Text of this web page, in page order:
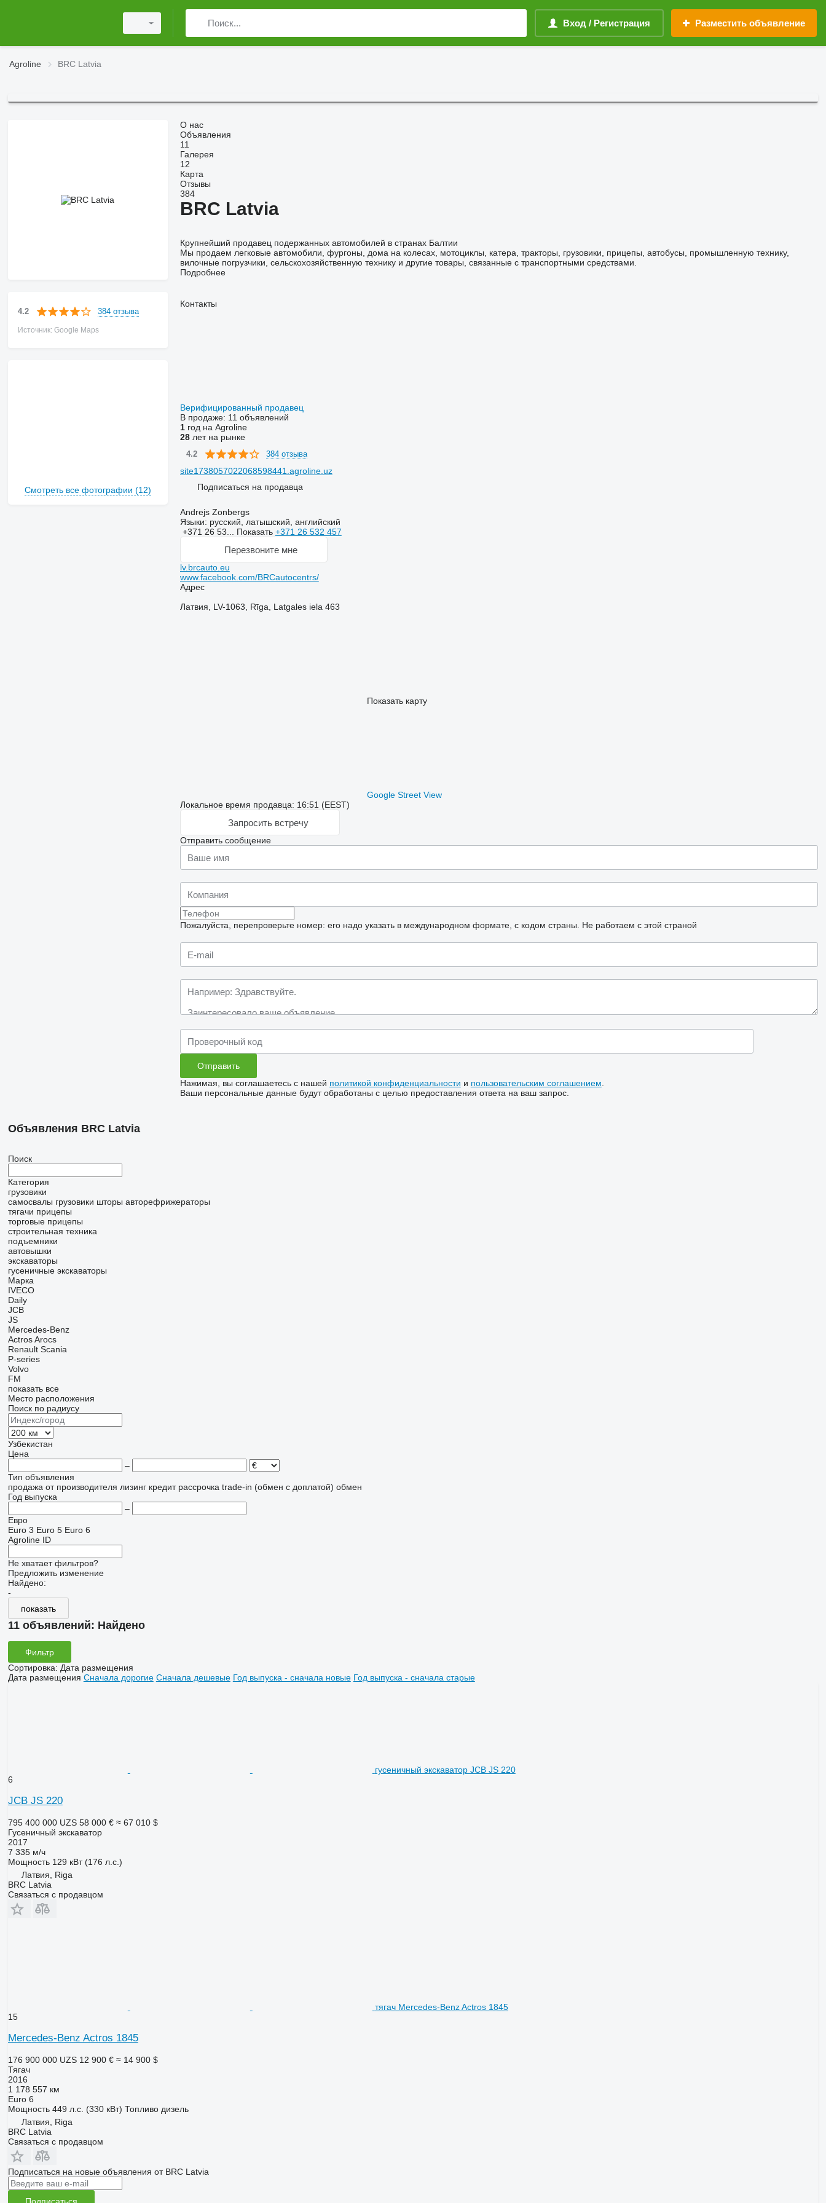
Вход / Регистрация Разместить объявление
Agroline BRC Latvia
4.2 384 отзыва
Источник: Google Maps
Смотреть все фотографии (12)
О нас
Объявления
11
Галерея
12
Карта
Отзывы
384
BRC Latvia
Крупнейший продавец подержанных автомобилей в странах Балтии
Мы продаем легковые автомобили, фургоны, дома на колесах, мотоциклы, катера, тракторы, грузовики, прицепы, автобусы, промышленную технику,
вилочные погрузчики, сельскохозяйственную технику и другие товары, связанные с транспортными средствами.
Подробнее
Контакты
Верифицированный продавец
В продаже: 11 объявлений
1год на Agroline
28лет на рынке
4.2 384 отзыва
site1738057022068598441.agroline.uz
Подписаться на продавца
Andrejs Zonbergs
Языки: русский, латышский, английский
+371 26 53... Показать +371 26 532 457
Перезвоните мне
lv.brcauto.eu
www.facebook.com/BRCautocentrs/
Адрес
Латвия, LV-1063, Rīga, Latgales iela 463
Показать карту
Google Street View
Локальное время продавца: 16:51 (EEST)
Запросить встречу
Отправить сообщение
Пожалуйста, перепроверьте номер: его надо указать в международном формате, с кодом страны. Не работаем с этой страной
Нажимая, вы соглашаетесь с нашей политикой конфиденциальности и пользовательским соглашением
Ваши персональные данные будут обработаны с целью предоставления ответа на ваш запрос.
Объявления BRC Latvia
Поиск
Категория
грузовики
самосвалы грузовики шторы авторефрижераторы
тягачи прицепы
торговые прицепы
строительная техника
подъемники
автовышки
экскаваторы
гусеничные экскаваторы
Марка
IVECO
Daily
JCB
JS
Mercedes-Benz
Actros Arocs
Renault Scania
P-series
Volvo
FM
показать все
Место расположения
Поиск по радиусу
Узбекистан
Цена
–
Тип объявления
продажа от производителя лизинг кредит рассрочка trade-in (обмен с доплатой) обмен
Год выпуска
–
Евро
Euro 3 Euro 5 Euro 6
Agroline ID
Не хватает фильтров?
Предложить изменение
Найдено:
-
показать
11 объявлений: Найдено
Фильтр
Сортировка: Дата размещения
Дата размещения Сначала дорогие Сначала дешевые Год выпуска - сначала новые Год выпуска - сначала старые
гусеничный экскаватор JCB JS 220
6
JCB JS 220
795 400 000 UZS 58 000 € ≈ 67 010 $
Гусеничный экскаватор
2017
7 335 м/ч
Мощность 129 кВт (176 л.с.)
Латвия, Riga
BRC Latvia
Связаться с продавцом
тягач Mercedes-Benz Actros 1845
15
Mercedes-Benz Actros 1845
176 900 000 UZS 12 900 € ≈ 14 900 $
Тягач
2016
1 178 557 км
Euro 6
Мощность 449 л.с. (330 кВт) Топливо дизель
Латвия, Riga
BRC Latvia
Связаться с продавцом
Подписаться на новые объявления от BRC Latvia
Подписаться